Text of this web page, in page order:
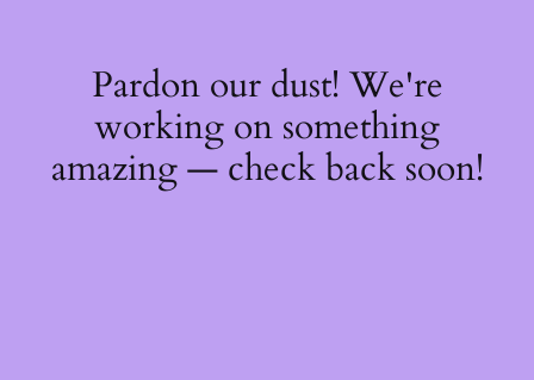
Pardon our dust! We're
working on something
amazing — check back soon!